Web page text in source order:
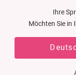
Ihre
Möchten Sie in